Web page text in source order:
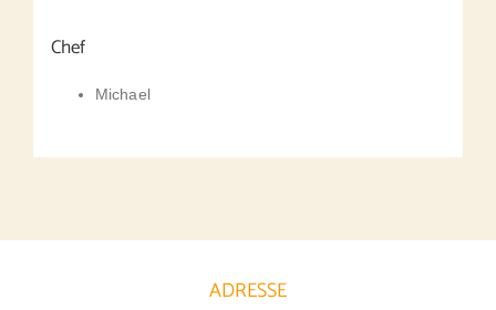
Chef
Michael
ADRESSE